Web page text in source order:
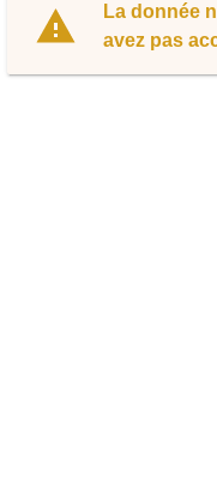
La donnée
avez pas